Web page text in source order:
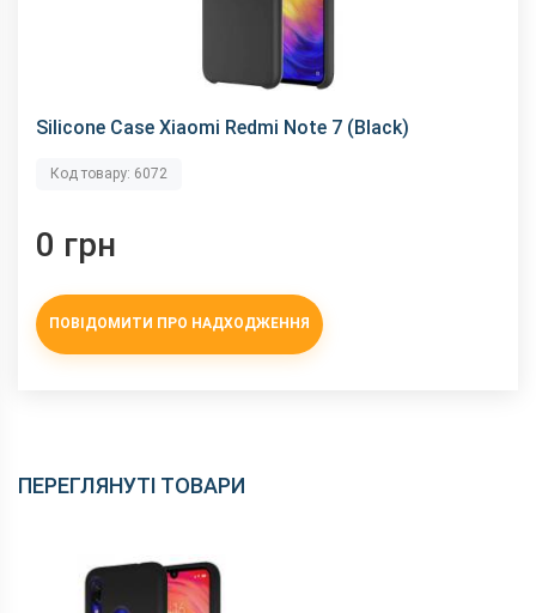
Silicone Case Xiaomi Redmi Note 7 (Black)
Код товару: 6072
0 грн
ПОВІДОМИТИ ПРО НАДХОДЖЕННЯ
ПЕРЕГЛЯНУТІ ТОВАРИ